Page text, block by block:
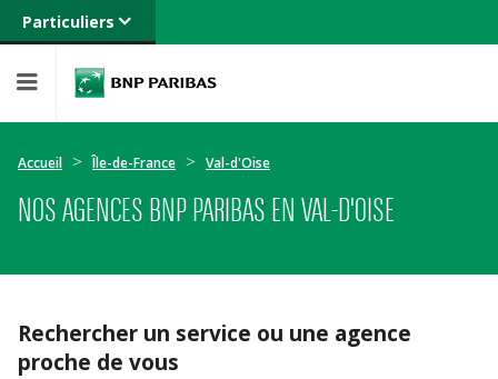
Particuliers
Banque privée
Entreprises
Accueil Île-de-France Val-d'Oise
NOS AGENCES BNP PARIBAS EN VAL-D'OISE
Rechercher un service ou une agence
proche de vous